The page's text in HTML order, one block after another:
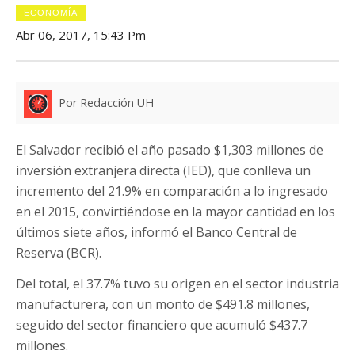
ECONOMÍA
Abr 06, 2017, 15:43 Pm
Por Redacción UH
El Salvador recibió el año pasado $1,303 millones de
inversión extranjera directa (IED), que conlleva un
incremento del 21.9% en comparación a lo ingresado
en el 2015, convirtiéndose en la mayor cantidad en los
últimos siete años, informó el Banco Central de
Reserva (BCR).
Del total, el 37.7% tuvo su origen en el sector industria
manufacturera, con un monto de $491.8 millones,
seguido del sector financiero que acumuló $437.7
millones.